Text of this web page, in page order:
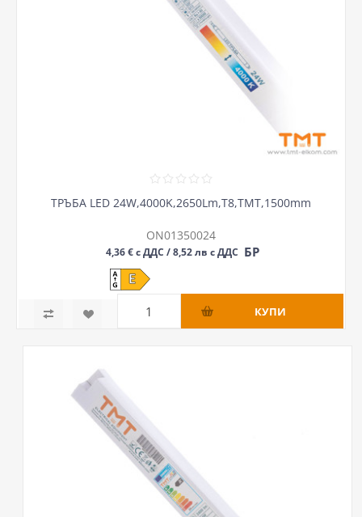
ТРЪБА LED 24W,4000K,2650Lm,Т8,ТМТ,1500mm
ON01350024
4,36 € с ДДС / 8,52 лв с ДДС БР